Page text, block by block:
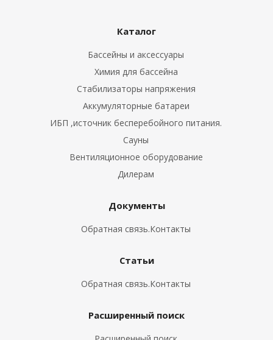
Каталог
Бассейны и аксессуары
Химия для бассейна
Стабилизаторы напряжения
Аккумуляторные батареи
ИБП ,источник бесперебойного питания.
Сауны
Вентиляционное оборудование
Дилерам
Документы
Обратная связь.Контакты
Статьи
Обратная связь.Контакты
Расширенный поиск